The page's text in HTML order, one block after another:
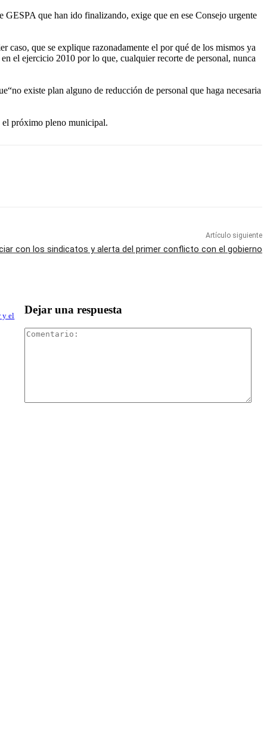
GESPA que han ido finalizando, exige que en ese Consejo urgente
caso, que se explique razonadamente el por qué de los mismos ya
el ejercicio 2010 por lo que, cualquier recorte de personal, nunca
existe plan alguno de reducción de personal que haga necesaria
el próximo pleno municipal.
Artículo siguiente
con los sindicatos y alerta del primer conflicto con el gobierno
y el
Dejar una respuesta